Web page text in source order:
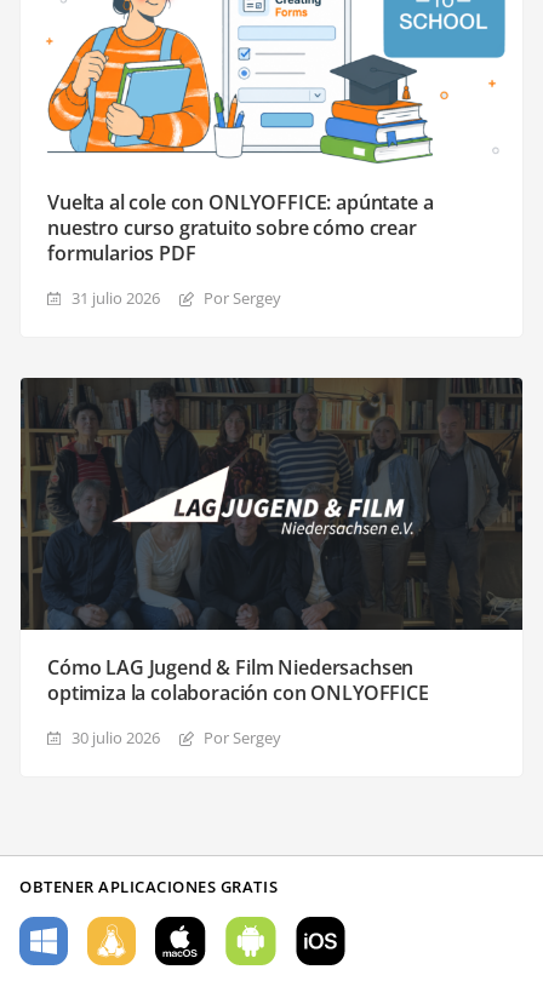
Vuelta al cole con ONLYOFFICE: apúntate a
nuestro curso gratuito sobre cómo crear
formularios PDF
31 julio 2026 Por Sergey
Cómo LAG Jugend & Film Niedersachsen
optimiza la colaboración con ONLYOFFICE
30 julio 2026 Por Sergey
OBTENER APLICACIONES GRATIS